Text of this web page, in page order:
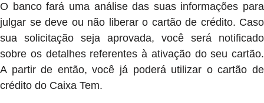
O banco fará uma análise das suas informações para
julgar se deve ou não liberar o cartão de crédito. Caso
sua solicitação seja aprovada, você será notificado
sobre os detalhes referentes à ativação do seu cartão.
A partir de então, você já poderá utilizar o cartão de
crédito do Caixa Tem.